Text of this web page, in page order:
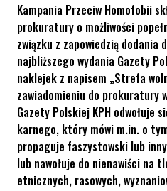
Kampania Przeciw Homofobii
prokuratury o możliwości
związku z zapowiedzią dodania
najbliższego wydania Gazety
naklejek z napisem „Strefa
zawiadomieniu do prokuratury
Gazety Polskiej KPH odwołuje
karnego, który mówi m.in. o
propaguje faszystowski lub
lub nawołuje do nienawiści na
etnicznych, rasowych,